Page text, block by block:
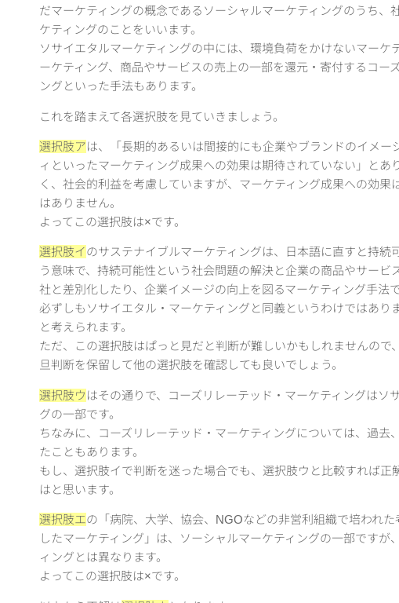
だマーケティングの概念であるソーシャルマーケティングのうち、
ケティングのことをいいます。
ソサイエタルマーケティングの中には、環境負荷をかけないマーケ
ーケティング、商品やサービスの売上の一部を還元・寄付するコー
ングといった手法もあります。
これを踏まえて各選択肢を見ていきましょう。
選択肢アは、「長期的あるいは間接的にも企業やブランドのイメー
ィといったマーケティング成果への効果は期待されていない」とあ
く、社会的利益を考慮していますが、マーケティング成果への効果
はありません。
よってこの選択肢は×です。
選択肢イのサステナイブルマーケティングは、日本語に直すと持続
う意味で、持続可能性という社会問題の解決と企業の商品やサービ
社と差別化したり、企業イメージの向上を図るマーケティング手法で
必ずしもソサイエタル・マーケティングと同義というわけではあり
と考えられます。
ただ、この選択肢はぱっと見だと判断が難しいかもしれませんので
旦判断を保留して他の選択肢を確認しても良いでしょう。
選択肢ウ はその通りで、コーズリレーテッド・マーケティングはソ
グの一部です。
ちなみに、コーズリレーテッド・マーケティングについては、過
たこともあります。
もし、選択肢イで判断を迷った場合でも、選択肢ウと比較すれば正
はと思います。
選択肢エの「病院、大学、協会、NGOなどの非営利組織で培われ
したマーケティング」は、ソーシャルマーケティングの一部ですが
ィングとは異なります。
よってこの選択肢は×です。